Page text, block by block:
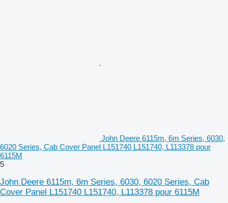
John Deere 6115m, 6m Series, 6030,
6020 Series, Cab Cover Panel L151740 L151740, L113378 pour
6115M
5
John Deere 6115m, 6m Series, 6030, 6020 Series, Cab
Cover Panel L151740 L151740, L113378 pour 6115M